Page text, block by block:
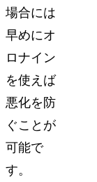
場合には
早めにオ
ロナイン
を使えば
悪化を防
ぐことが
可能で
す。